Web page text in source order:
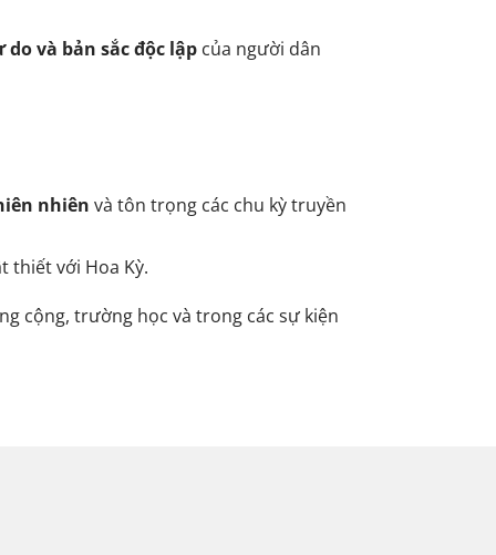
do và bản sắc độc lập của người dân
nhiên và tôn trọng các chu kỳ truyền
thiết với Hoa Kỳ.
cộng, trường học và trong các sự kiện